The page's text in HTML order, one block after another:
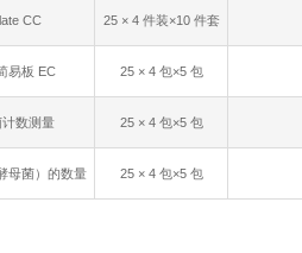
CC 25 × 4 件装×10 件套
易板 EC 25 × 4 包×5 包
计数测量 25 × 4 包×5 包
母菌）的数量 25 × 4 包×5 包